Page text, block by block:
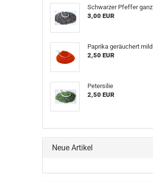
Schwarzer Pfeffer ganz
3,00 EUR
Paprika geräuchert mild
2,50 EUR
Petersilie
2,50 EUR
Neue Artikel